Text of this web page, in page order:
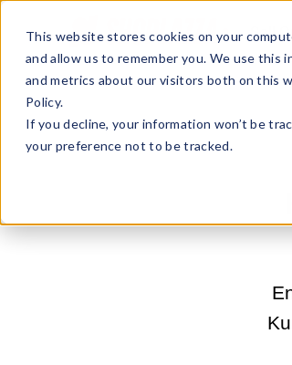
This website stores cookies on your
and allow us to remember you. We use this
and metrics about our visitors both on this
Policy.
If you decline, your information won’t be
your preference not to be tracked.
Sell